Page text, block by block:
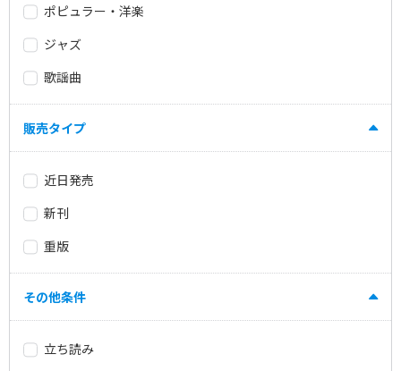
ポピュラー・洋楽
ジャズ
歌謡曲
販売タイプ
近日発売
新刊
重版
その他条件
立ち読み